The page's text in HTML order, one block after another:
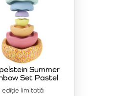
ediție limitată
Summer
Set Pastel